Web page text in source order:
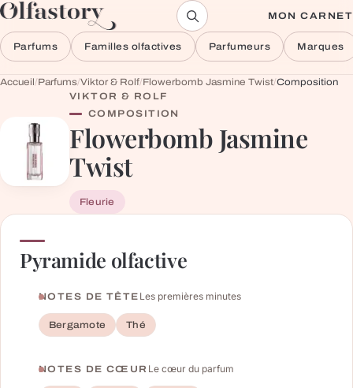
Aller au contenu MON CARNET
Parfums Familles olfactives Parfumeurs Marques
Accueil/Parfums/Viktor & Rolf/Flowerbomb Jasmine Twist/Composition
VIKTOR & ROLF
COMPOSITION
Flowerbomb Jasmine
Twist
Fleurie
Pyramide olfactive
NOTES DE TÊTE Les premières minutes
Bergamote Thé
NOTES DE CŒUR Le cœur du parfum